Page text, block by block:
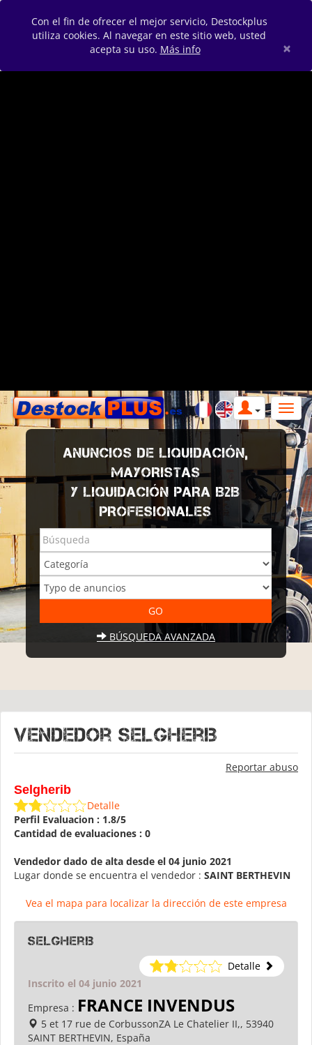
Con el fin de ofrecer el mejor servicio, Destockplus
utiliza cookies. Al navegar en este sitio web, usted
acepta su uso. Más info ×
ANUNCIOS DE LIQUIDACIÓN,
MAYORISTAS
Y LIQUIDACIÓN PARA B2B
PROFESIONALES
BÚSQUEDA AVANZADA
Vendedor Selgherib
Reportar abuso
Selgherib
Detalle
Perfil Evaluacion : 1.8/5
Cantidad de evaluaciones : 0
Vendedor dado de alta desde el 04 junio 2021
Lugar donde se encuentra el vendedor : SAINT BERTHEVIN
Vea el mapa para localizar la dirección de este empresa
Selgherib
Detalle
Inscrito el 04 junio 2021
Empresa : FRANCE INVENDUS
5 et 17 rue de CorbussonZA Le Chatelier II,, 53940
SAINT BERTHEVIN, España